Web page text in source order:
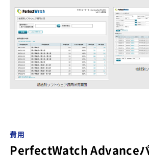
費用
PerfectWatch Advance